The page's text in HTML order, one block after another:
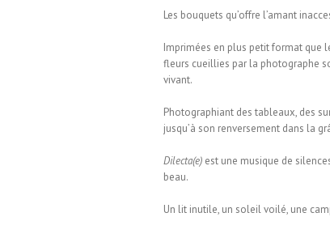
Les bouquets qu’offre l’amant
Imprimées en plus petit format que
fleurs cueillies par la photographe
vivant.
Photographiant des tableaux, des
jusqu’à son renversement dans la
Dilecta(e) est une musique de
beau.
Un lit inutile, un soleil voilé, une